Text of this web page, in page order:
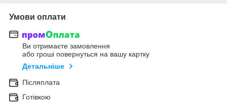
Умови оплати
Ви отримаєте замовлення
або гроші повернуться на вашу картку
Детальніше
Післяплата
Готівкою